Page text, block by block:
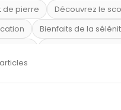
de pierre
Découvrez le
Bienfaits de la